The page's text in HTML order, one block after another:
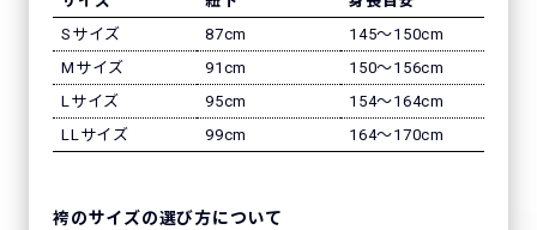
Sサイズ
87cm
145〜150cm
Mサイズ
91cm
150〜156cm
Lサイズ
95cm
154〜164cm
LLサイズ
99cm 164〜170cm
袴のサイズの選び方について